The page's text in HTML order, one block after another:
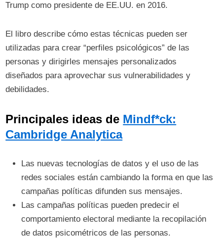
Trump como presidente de EE.UU. en 2016.
El libro describe cómo estas técnicas pueden ser
utilizadas para crear “perfiles psicológicos” de las
personas y dirigirles mensajes personalizados
diseñados para aprovechar sus vulnerabilidades y
debilidades.
Principales ideas de Mindf*ck:
Cambridge Analytica
Las nuevas tecnologías de datos y el uso de las
redes sociales están cambiando la forma en que las
campañas políticas difunden sus mensajes.
Las campañas políticas pueden predecir el
comportamiento electoral mediante la recopilación
de datos psicométricos de las personas.